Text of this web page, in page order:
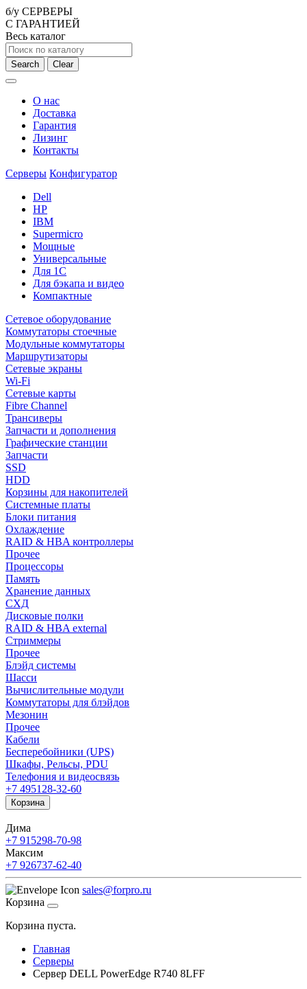
б/у СЕРВЕРЫ
С ГАРАНТИЕЙ
Весь каталог
Search Clear
О нас
Доставка
Гарантия
Лизинг
Контакты
Серверы Конфигуратор
Dell
HP
IBM
Supermicro
Мощные
Универсальные
Для 1С
Для бэкапа и видео
Компактные
Сетевое оборудование
Коммутаторы стоечные
Модульные коммутаторы
Маршрутизаторы
Сетевые экраны
Wi-Fi
Сетевые карты
Fibre Channel
Трансиверы
Запчасти и дополнения
Графические станции
Запчасти
SSD
HDD
Корзины для накопителей
Системные платы
Блоки питания
Охлаждение
RAID & HBA контроллеры
Прочее
Процессоры
Память
Хранение данных
СХД
Дисковые полки
RAID & HBA external
Стриммеры
Прочее
Блэйд системы
Шасси
Вычислительные модули
Коммутаторы для блэйдов
Мезонин
Прочее
Кабели
Бесперебойники (UPS)
Шкафы, Рельсы, PDU
Телефония и видеосвязь
+7 495128-32-60
Корзина
Дима
+7 915298-70-98
Максим
+7 926737-62-40
sales@forpro.ru
Корзина
Корзина пуста.
Главная
Серверы
Сервер DELL PowerEdge R740 8LFF